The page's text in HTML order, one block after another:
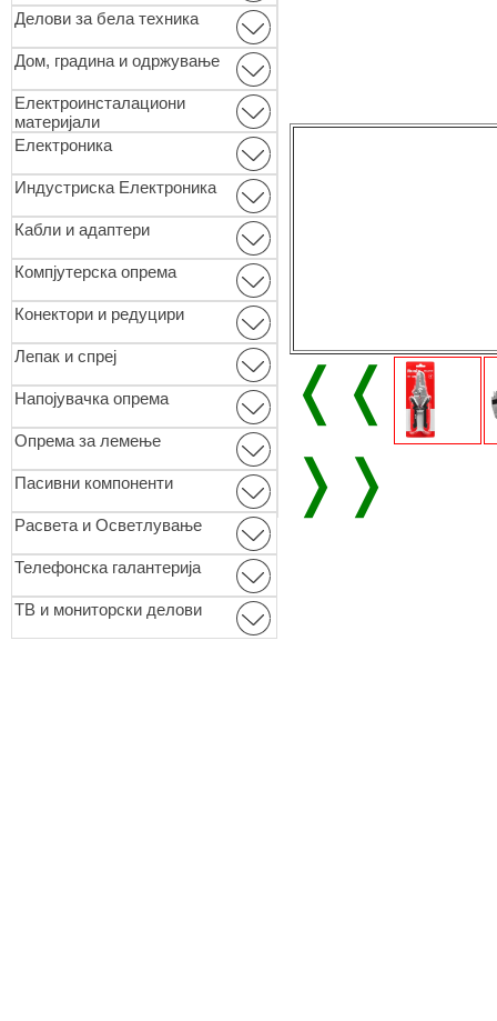
Делови за бела техника
Дом, градина и одржување
Електроинсталациони
материјали
Електроника
Индустриска Електроника
Кабли и адаптери
Компјутерска опрема
Конектори и редуцири
Лепак и спреј
Напојувачка опрема
Опремa за лемење
Пасивни компоненти
Расвета и Осветлување
Телефонска галантерија
ТВ и мониторски делови
❬❬
❭❭